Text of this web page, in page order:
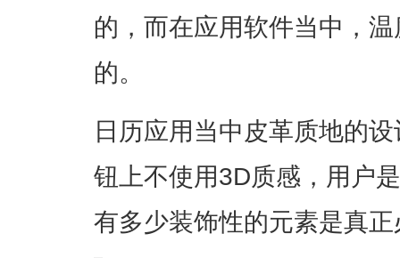
的，而在应用软件当中，
的。
日历应用当中皮革质地的
钮上不使用3D质感，用户
有多少装饰性的元素是真